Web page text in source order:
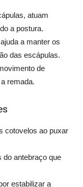
atuam
a postura.
ajuda a manter os
das escápulas.
de
remada.
cotovelos ao puxar
do antebraço que
estabilizar a